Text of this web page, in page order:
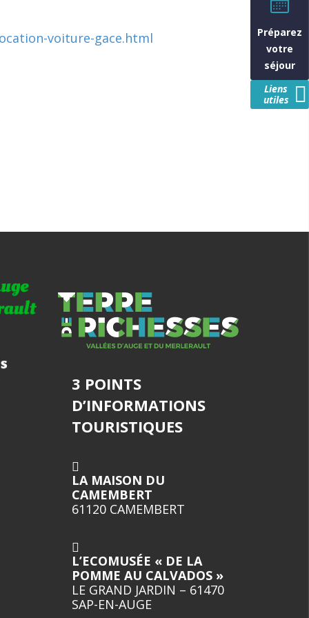
voiture-gace.html
3 POINTS
D’INFORMATIONS
TOURISTIQUES
LA MAISON DU
CAMEMBERT
61120 CAMEMBERT
L’ECOMUSÉE « DE LA
POMME AU CALVADOS »
LE GRAND JARDIN – 61470
SAP-EN-AUGE
Préparez
votre
séjour
Liens
utiles